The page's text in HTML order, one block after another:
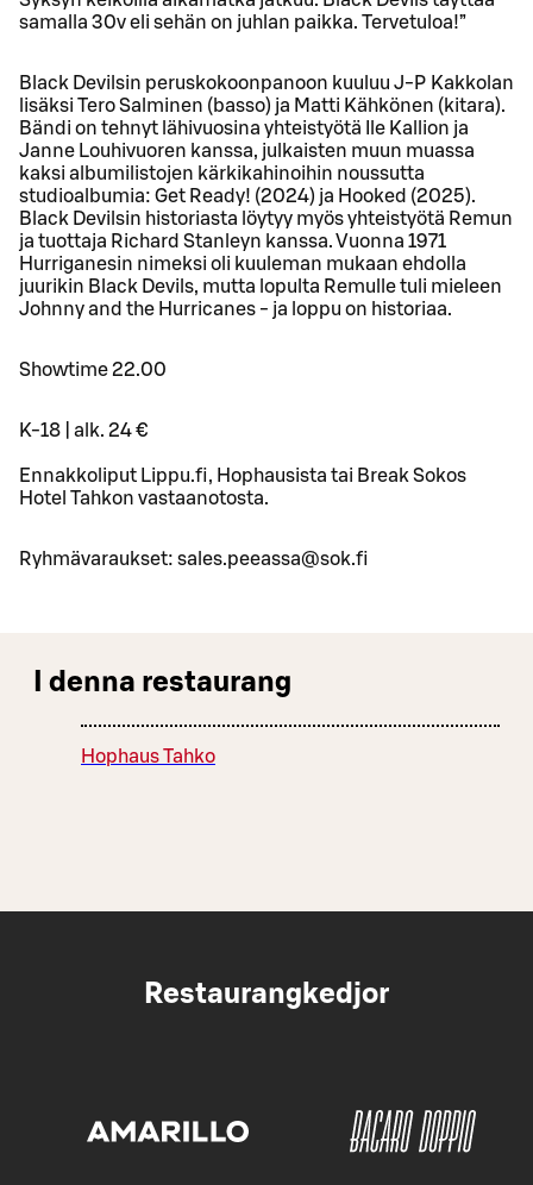
samalla 30v eli sehän on juhlan paikka. Tervetuloa!”
Black Devilsin peruskokoonpanoon kuuluu J-P Kakkolan
lisäksi Tero Salminen (basso) ja Matti Kähkönen (kitara).
Bändi on tehnyt lähivuosina yhteistyötä Ile Kallion ja
Janne Louhivuoren kanssa, julkaisten muun muassa
kaksi albumilistojen kärkikahinoihin noussutta
studioalbumia: Get Ready! (2024) ja Hooked (2025).
Black Devilsin historiasta löytyy myös yhteistyötä Remun
ja tuottaja Richard Stanleyn kanssa. Vuonna 1971
Hurriganesin nimeksi oli kuuleman mukaan ehdolla
juurikin Black Devils, mutta lopulta Remulle tuli mieleen
Johnny and the Hurricanes - ja loppu on historiaa.
Showtime 22.00
K-18 | alk. 24 €
Ennakkoliput Lippu.fi, Hophausista tai Break Sokos
Hotel Tahkon vastaanotosta.
Ryhmävaraukset: sales.peeassa@sok.fi
I denna restaurang
Hophaus Tahko
Restaurangkedjor